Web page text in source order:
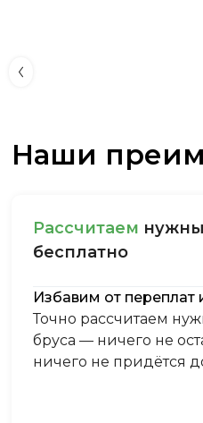
Наши
Рассчитаем
бесплатно
Избавим от переплат
Точно рассчитаем
бруса — ничего не
ничего не придётся